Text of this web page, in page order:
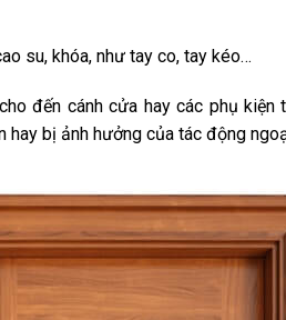
su, khóa, như tay co, tay kéo…
đến cánh cửa hay các phụ kiện
bị ảnh hưởng của tác động